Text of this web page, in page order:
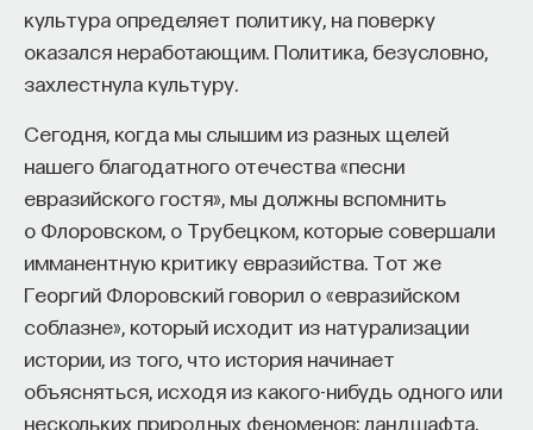
культура определяет политику, на поверку
оказался неработающим. Политика, безусловно,
захлестнула культуру.
Сегодня, когда мы слышим из разных щелей
нашего благодатного отечества «песни
евразийского гостя», мы должны вспомнить
о Флоровском, о Трубецком, которые совершали
имманентную критику евразийства. Тот же
Георгий Флоровский говорил о «евразийском
соблазне», который исходит из натурализации
истории, из того, что история начинает
объясняться, исходя из какого-нибудь одного или
нескольких природных феноменов: ландшафта,